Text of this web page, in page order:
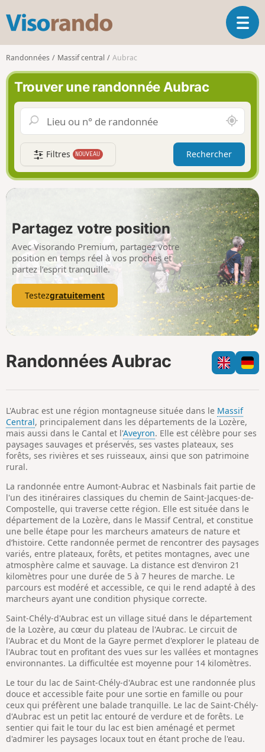
s
o
r
n
d
o
O
u
l
a
i
g
a
t
i
o
n
Randonnées Massif central Aubrac
Trouver une randonnée Aubrac
A
u
t
u
r
d
e
m
o
i
Filtres NOUVEAU Rechercher
Partagez votre position
Avec Visorando Premium, partagez votre
position en temps réel à vos proches et
partez l’esprit tranquille.
Testezgratuitement
Randonnées Aubrac
L'Aubrac est une région montagneuse située dans le Massif
Central, principalement dans les départements de la Lozère,
mais aussi dans le Cantal et l'Aveyron. Elle est célèbre pour ses
paysages sauvages et préservés, ses vastes plateaux, ses
forêts, ses rivières et ses ruisseaux, ainsi que son patrimoine
rural.
La randonnée entre Aumont-Aubrac et Nasbinals fait partie de
l'un des itinéraires classiques du chemin de Saint-Jacques-de-
Compostelle, qui traverse cette région. Elle est située dans le
département de la Lozère, dans le Massif Central, et constitue
une belle étape pour les marcheurs amateurs de nature et
d’histoire. Cette randonnée permet de rencontrer des paysages
variés, entre plateaux, forêts, et petites montagnes, avec une
atmosphère calme et sauvage. La distance est d’environ 21
kilomètres pour une durée de 5 à 7 heures de marche. Le
parcours est modéré et accessible, ce qui le rend adapté à des
marcheurs ayant une condition physique correcte.
Saint-Chély-d'Aubrac est un village situé dans le département
de la Lozère, au cœur du plateau de l'Aubrac. Le circuit de
l'Aubrac et du Mont de la Gayre permet d'explorer le plateau de
l'Aubrac tout en profitant des vues sur les vallées et montagnes
environnantes. La difficultée est moyenne pour 14 kilomètres.
Le tour du lac de Saint-Chély-d'Aubrac est une randonnée plus
douce et accessible faite pour une sortie en famille ou pour
ceux qui préfèrent une balade tranquille. Le lac de Saint-Chély-
d'Aubrac est un petit lac entouré de verdure et de forêts. Le
sentier qui fait le tour du lac est bien aménagé et permet
d'admirer les paysages locaux tout en étant proche de l'eau.